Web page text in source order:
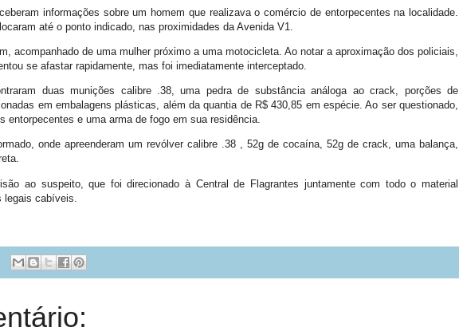
informações sobre um homem que realizava o comércio de entorpecentes na localidade.
até o ponto indicado, nas proximidades da Avenida V1.
acompanhado de uma mulher próximo a uma motocicleta. Ao notar a aproximação dos policiais,
se afastar rapidamente, mas foi imediatamente interceptado.
duas munições calibre .38, uma pedra de substância análoga ao crack, porções de
em embalagens plásticas, além da quantia de R$ 430,85 em espécie. Ao ser questionado,
entorpecentes e uma arma de fogo em sua residência.
onde apreenderam um revólver calibre .38 , 52g de cocaína, 52g de crack, uma balança,
ao suspeito, que foi direcionado à Central de Flagrantes juntamente com todo o material
legais cabíveis.